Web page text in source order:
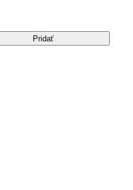
Pridať